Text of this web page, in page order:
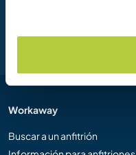
Workaway
Buscar a un anfitrión